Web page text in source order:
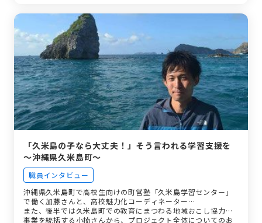
「久米島の子なら大丈夫！」そう言われる学習支援を
～沖縄県久米島町～
職員インタビュー
沖縄県久米島町で高校生向けの町営塾「久米島学習センター」
で働く加藤さんと、高校魅力化コーディネーター…
また、後半では久米島町での教育にまつわる地域おこし協力隊
事業を統括する小楠さんから、プロジェクト全体についてのお